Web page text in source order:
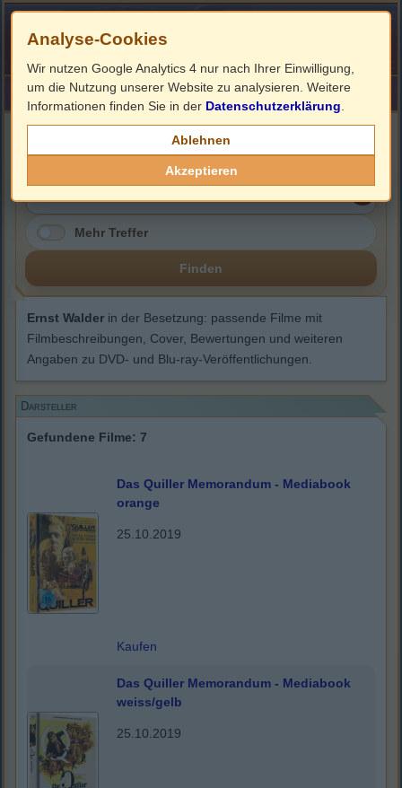
HOME ImpressumLinks
Mehr Treffer
Finden
Ernst Walder in der Besetzung: passende Filme mit
Filmbeschreibungen, Cover, Bewertungen und weiteren
Angaben zu DVD- und Blu-ray-Veröffentlichungen.
Darsteller
Gefundene Filme: 7
Das Quiller Memorandum - Mediabook
orange
25.10.2019
Kaufen
Das Quiller Memorandum - Mediabook
weiss/gelb
25.10.2019
Analyse-Cookies
Wir nutzen Google Analytics 4 nur nach Ihrer Einwilligung,
um die Nutzung unserer Website zu analysieren. Weitere
Informationen finden Sie in der Datenschutzerklärung
Ablehnen
Akzeptieren